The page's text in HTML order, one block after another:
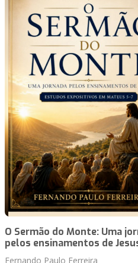
O Sermão do Monte: Uma
pelos ensinamentos de
Fernando Paulo Ferreira